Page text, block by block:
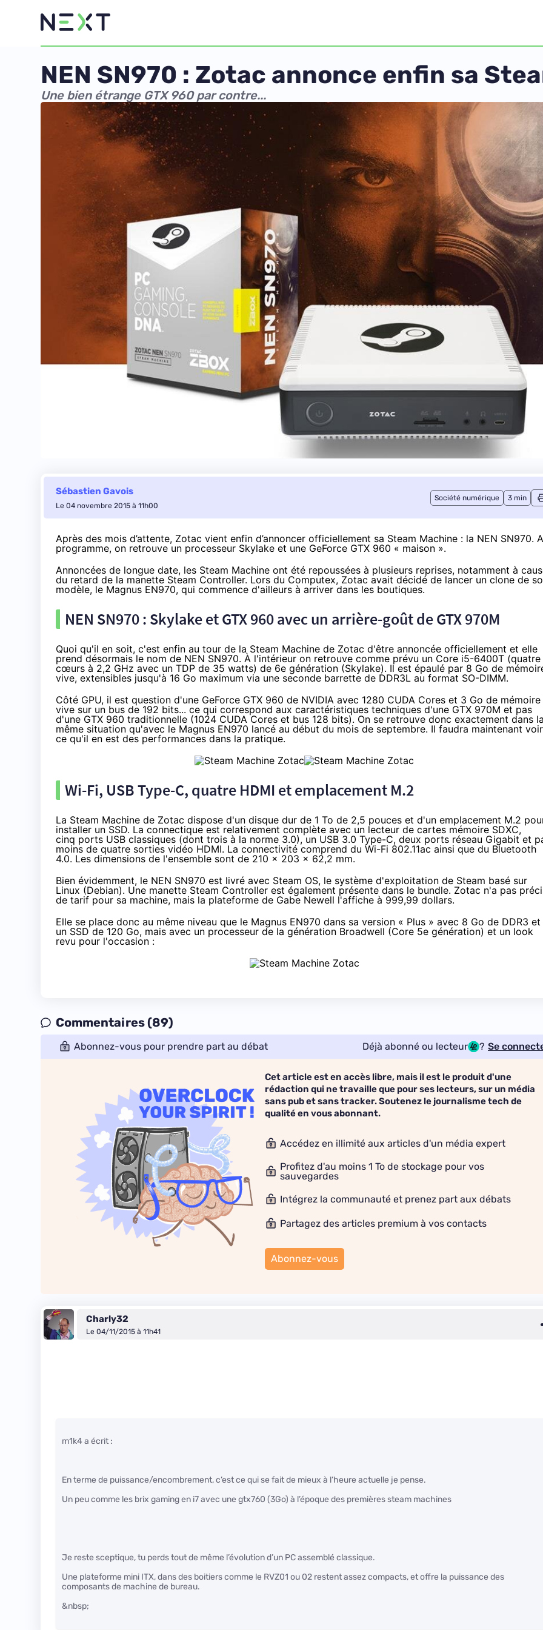
NEN SN970 : Zotac annonce enfin sa
Une bien étrange GTX 960 par contre...
Sébastien Gavois
Le 04 novembre 2015 à 11h00
Société numérique 3 min
Après des mois d’attente, Zotac vient enfin d’annoncer officiellement sa Steam Machine : la NEN SN970.
programme, on retrouve un processeur Skylake et une GeForce GTX 960 « maison ».
Annoncées de longue date, les Steam Machine ont été repoussées à plusieurs reprises, notamment à
du retard de la manette Steam Controller. Lors du Computex, Zotac avait décidé de lancer un clone de
modèle, le Magnus EN970, qui commence d'ailleurs à arriver dans les boutiques.
NEN SN970 : Skylakeet GTX 960 avec un arrière-goût de GTX 970M
Quoi qu'il en soit, c'est enfin au tour de la Steam Machine de Zotac d'être annoncée officiellement et elle
prend désormais le nom de NEN SN970. À l'intérieur on retrouve comme prévu un Core i5-6400T (quatre
cœurs à 2,2 GHz avec un TDP de 35 watts) de 6e génération (Skylake). Il est épaulé par 8 Go de
vive, extensibles jusqu'à 16 Go maximum via une seconde barrette de DDR3L au format SO-DIMM.
Côté GPU, il est question d'une GeForce GTX 960 de NVIDIA avec 1280 CUDA Cores et 3 Go de mémoire
vive sur un bus de 192 bits... ce qui correspond aux caractéristiques techniques d'une GTX 970M et pas
d'une GTX 960 traditionnelle (1024 CUDA Cores et bus 128 bits). On se retrouve donc exactement dans la
même situation qu'avec le Magnus EN970 lancé au début du mois de septembre. Il faudra maintenant voir
ce qu'il en est des performances dans la pratique.
Wi-Fi, USB Type-C, quatre HDMI et emplacement M.2
La Steam Machine de Zotac dispose d'un disque dur de 1 To de 2,5 pouces et d'un emplacement M.2
installer un SSD. La connectique est relativement complète avec un lecteur de cartes mémoire SDXC,
cinq ports USB classiques (dont trois à la norme 3.0), un USB 3.0 Type-C, deux ports réseau Gigabit et
moins de quatre sorties vidéo HDMI. La connectivité comprend du Wi-Fi 802.11ac ainsi que du Bluetooth
4.0. Les dimensions de l'ensemble sont de 210 x 203 x 62,2 mm.
Bien évidemment, le NEN SN970 est livré avec Steam OS, le système d'exploitation de Steam basé sur
Linux (Debian). Une manette Steam Controller est également présente dans le bundle. Zotac n'a pas
de tarif pour sa machine, mais la plateforme de Gabe Newell l'affiche à 999,99 dollars.
Elle se place donc au même niveau que le Magnus EN970 dans sa version « Plus » avec 8 Go de DDR3 et
un SSDde 120 Go, mais avec un processeur de la génération Broadwell (Core 5e génération) et un look
revu pour l'occasion :
Commentaires (89)
Abonnez-vous pour prendre part au débat Déjà abonné ou lecteur ? Se
Cet article est en accès libre, mais il est le produit d'une
rédaction qui ne travaille que pour ses lecteurs, sur un média
sans pub et sans tracker. Soutenez le journalisme tech de
qualité en vous abonnant.
Accédez en illimité aux articles d'un média expert
Profitez d'au moins 1 To de stockage pour vos
sauvegardes
Intégrez la communauté et prenez part aux débats
Partagez des articles premium à vos contacts
Abonnez-vous
Charly32
Le 04/11/2015 à 11h41
m1k4 a écrit :
En terme de puissance/encombrement, c’est ce qui se fait de mieux à l’heure actuelle je pense.
Un peu comme les brix gaming en i7 avec une gtx760 (3Go) à l’époque des premières steam machines
Je reste sceptique, tu perds tout de même l’évolution d’un PC assemblé classique.
Une plateforme mini ITX, dans des boitiers comme le RVZ01 ou 02 restent assez compacts, et offre la puissance des
composants de machine de bureau.
&nbsp;